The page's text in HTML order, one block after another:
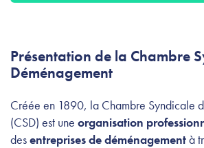
Présentation de la Chambre
Déménagement
Créée en 1890, la Chambre Syndicale
(CSD) est une organisation
desentreprises de déménagementà